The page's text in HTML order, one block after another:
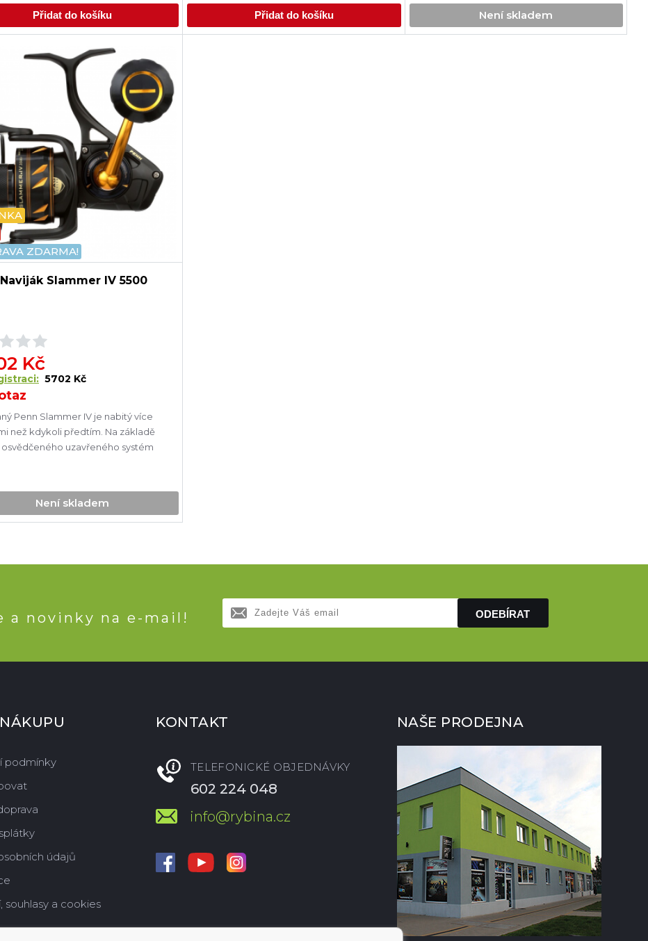
Přidat do košíku Přidat do košíku Není skladem
ZDARMA!
Slammer IV 5500
Kč
5702 Kč
Penn Slammer IV je nabitý více
kdykoli předtím. Na základě
osvědčeného uzavřeného systém
Není skladem
a novinky na e-mail! ODEBÍRAT
podmínky
údajů
souhlasy a cookies
KONTAKT
TELEFONICKÉ OBJEDNÁVKY
602 224 048
info@rybina.cz
NAŠE PRODEJNA